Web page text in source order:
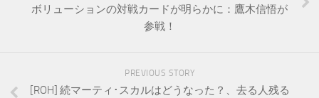
ボリューションの対戦カードが明らかに：鷹木信悟が
参戦！
PREVIOUS STORY
[ROH] 続マーティ･スカルはどうなった？、去る人残る